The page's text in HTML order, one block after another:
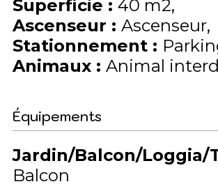
Superficie : 40 m2
Ascenseur : Ascenseur
Stationnement :
Animaux : Animal
Équipements
Jardin/Balcon/Loggia/
Balcon